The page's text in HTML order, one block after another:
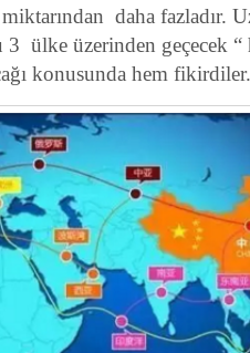
daha fazladır.
üzerinden geçecek “
konusunda hem fikirdiler.